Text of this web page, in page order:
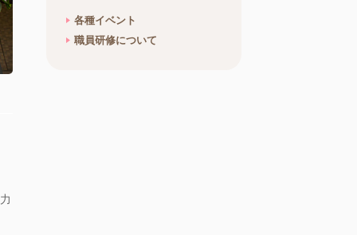
各種イベント
職員研修について